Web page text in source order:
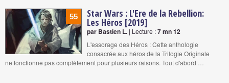
55 Star Wars : L'Ere de la Rebellion:
Les Héros [2019]
par Bastien L. | Lecture :7 mn 12
L'essorage des Héros : Cette anthologie
consacrée aux héros de la Trilogie Originale
ne fonctionne pas complètement pour plusieurs raisons. Tout d'abord …